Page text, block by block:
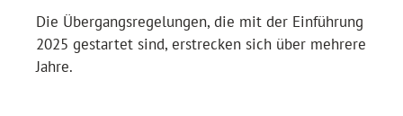
Die Übergangsregelungen, die mit der Einführung
2025 gestartet sind, erstrecken sich über mehrere
Jahre.